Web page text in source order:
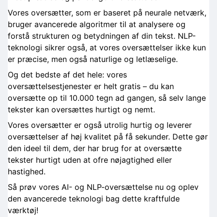
Vores oversætter, som er baseret på neurale netværk,
bruger avancerede algoritmer til at analysere og
forstå strukturen og betydningen af din tekst. NLP-
teknologi sikrer også, at vores oversættelser ikke kun
er præcise, men også naturlige og letlæselige.
Og det bedste af det hele: vores
oversættelsestjenester er helt gratis – du kan
oversætte op til 10.000 tegn ad gangen, så selv lange
tekster kan oversættes hurtigt og nemt.
Vores oversætter er også utrolig hurtig og leverer
oversættelser af høj kvalitet på få sekunder. Dette gør
den ideel til dem, der har brug for at oversætte
tekster hurtigt uden at ofre nøjagtighed eller
hastighed.
Så prøv vores AI- og NLP-oversættelse nu og oplev
den avancerede teknologi bag dette kraftfulde
værktøj!